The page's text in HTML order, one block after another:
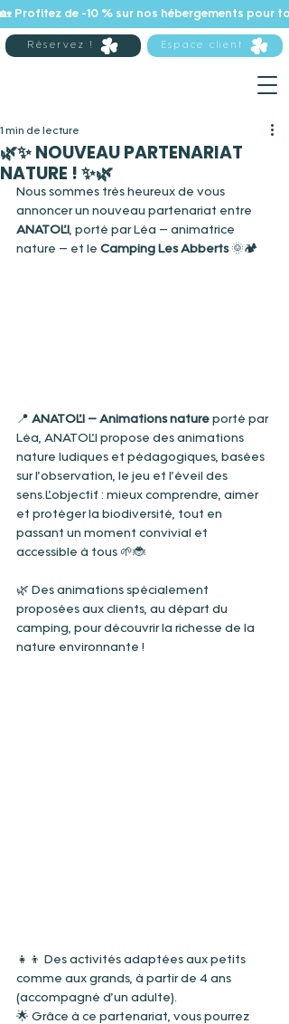
🏡 Profitez de -10 % sur nos hébergements pour
Réservez ! Espace client
🌿✨ NOUVEAU PARTENARIAT
NATURE ! ✨🌿
1 min de lecture
Nous sommes très heureux de vous
annoncer un nouveau partenariat entre
ANATOL’I, porté par Léa – animatrice
nature – et le Camping Les Abberts 🌞🏕️
📍 ANATOL’I – Animations nature porté par
Léa, ANATOL’I propose des animations
nature ludiques et pédagogiques, basées
sur l’observation, le jeu et l’éveil des
sens.L’objectif : mieux comprendre, aimer
et protéger la biodiversité, tout en
passant un moment convivial et
accessible à tous 🌱🐞
🌿 Des animations spécialement
proposées aux clients, au départ du
camping, pour découvrir la richesse de la
nature environnante !
👧👦 Des activités adaptées aux petits
comme aux grands, à partir de 4 ans
(accompagné d’un adulte).
🌟 Grâce à ce partenariat, vous pourrez